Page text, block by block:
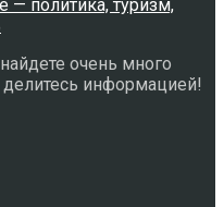
очень много
делитесь информацией!